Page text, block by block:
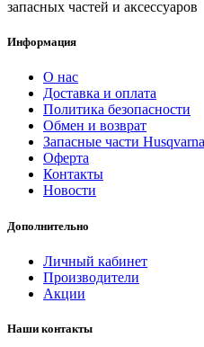
запасных частей и аксессуаров
Информация
О нас
Доставка и оплата
Политика безопасности
Обмен и возврат
Запасные части Husqvarna
Оферта
Контакты
Новости
Дополнительно
Личный кабинет
Производители
Акции
Наши контакты